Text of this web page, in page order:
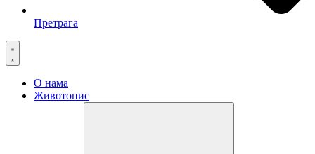
Претрага
О нама
Животопис